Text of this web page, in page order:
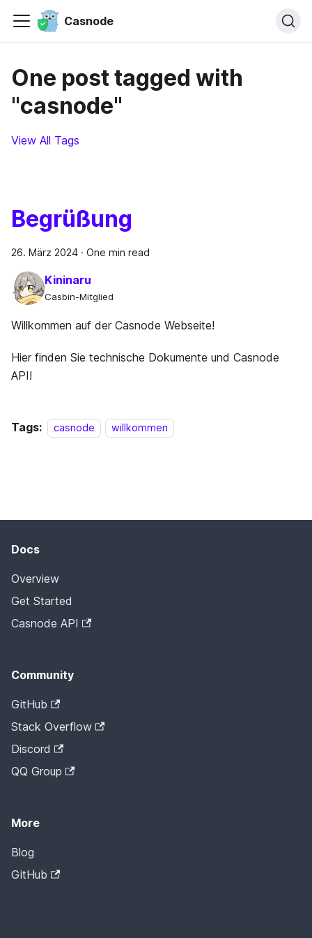
Casnode
One post tagged with
"casnode"
View All Tags
Begrüßung
26. März 2024 · One min read
Kininaru
Casbin-Mitglied
Willkommen auf der Casnode Webseite!
Hier finden Sie technische Dokumente und Casnode
API!
Tags: casnode willkommen
Docs
Overview
Get Started
Casnode API
Community
GitHub
Stack Overflow
Discord
QQ Group
More
Blog
GitHub